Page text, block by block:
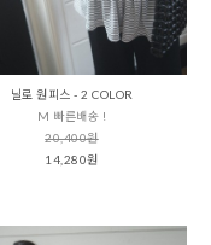
닐로 원피스 - 2 COLOR
M 빠른배송 !
20,400원
14,280원